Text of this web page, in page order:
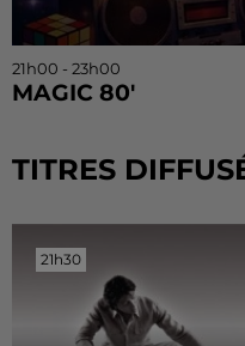
21h00 - 23h00
MAGIC 80'
TITRES
21h30
21h30